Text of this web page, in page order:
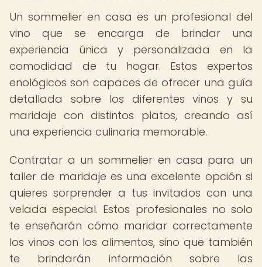
Un sommelier en casa es un profesional del
vino que se encarga de brindar una
experiencia única y personalizada en la
comodidad de tu hogar. Estos expertos
enológicos son capaces de ofrecer una guía
detallada sobre los diferentes vinos y su
maridaje con distintos platos, creando así
una experiencia culinaria memorable.
Contratar a un sommelier en casa para un
taller de maridaje es una excelente opción si
quieres sorprender a tus invitados con una
velada especial. Estos profesionales no solo
te enseñarán cómo maridar correctamente
los vinos con los alimentos, sino que también
te brindarán información sobre las